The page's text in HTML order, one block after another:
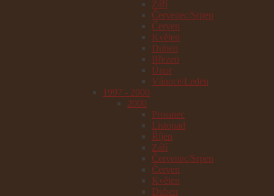
Září
Červenec/Srpen
Červen
Květen
Duben
Březen
Únor
Vánoce/Leden
1997 - 2000
2000
Prosinec
Listopad
Říjen
Září
Červenec/Srpen
Červen
Květen
Duben